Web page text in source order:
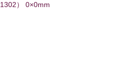
1302） 0×0mm